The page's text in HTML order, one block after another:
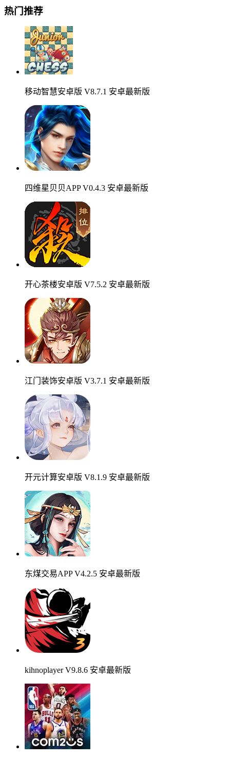
热门推荐
移动智慧安卓版 V8.7.1 安卓最新版
四维星贝贝APP V0.4.3 安卓最新版
开心茶楼安卓版 V7.5.2 安卓最新版
江门装饰安卓版 V3.7.1 安卓最新版
开元计算安卓版 V8.1.9 安卓最新版
东煤交易APP V4.2.5 安卓最新版
kihnoplayer V9.8.6 安卓最新版